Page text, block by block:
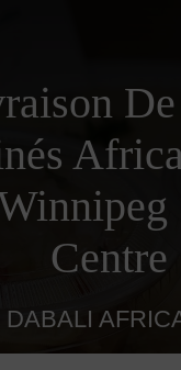
De
Centre
DABALI